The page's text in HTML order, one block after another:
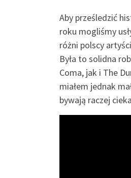
Aby prześledzić
roku mogliśmy
różni polscy
Była to solidna
Coma, jak i The
miałem jednak
bywają raczej